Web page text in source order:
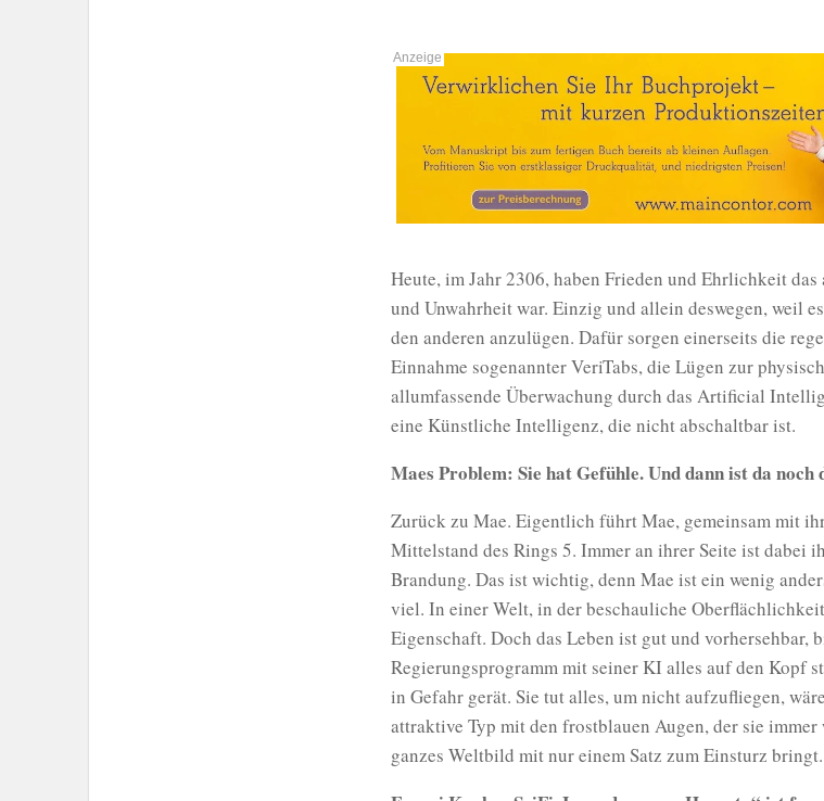
Heute, im Jahr 2306, haben Frieden und Ehrlichkeit
und Unwahrheit war. Einzig und allein deswegen, weil
den anderen anzulügen. Dafür sorgen einerseits die
Einnahme sogenannter VeriTabs, die Lügen zur
allumfassende Überwachung durch das Artificial
eine Künstliche Intelligenz, die nicht abschaltbar ist.
Maes Problem: Sie hat Gefühle. Und dann ist da
Zurück zu Mae. Eigentlich führt Mae, gemeinsam mit
Mittelstand des Rings 5. Immer an ihrer Seite ist dabei
Brandung. Das ist wichtig, denn Mae ist ein wenig
viel. In einer Welt, in der beschauliche
Eigenschaft. Doch das Leben ist gut und vorhersehbar,
Regierungsprogramm mit seiner KI alles auf den Kopf
in Gefahr gerät. Sie tut alles, um nicht aufzufliegen,
attraktive Typ mit den frostblauen Augen, der sie
ganzes Weltbild mit nur einem Satz zum Einsturz bringt.